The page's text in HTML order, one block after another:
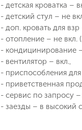
- детская кроватка –
- детский стул – не
- доп. кровать для взр
- отопление – не вкл.
- кондицинирование
- вентилятор – вкл.,
- приспособления
- приветственная
- сервис по запросу
- заезды – в высокий